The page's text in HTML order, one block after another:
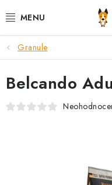
na
DOPORUČUJEME
VÝPRODEJ SKLADU
PSI
Granule
Belcando